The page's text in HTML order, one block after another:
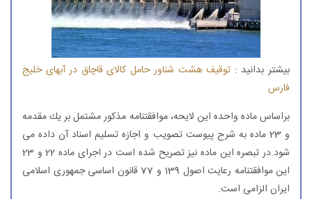
بیشتر بدانید : توقیف هشت شناور حامل كالای قاچاق در آبهای خلیج
فارس
براساس ماده واحده این لایحه، موافقتنامه مذكور مشتمل بر یك مقدمه
و 23 ماده به شرح پیوست تصویب و اجازه تسلیم اسناد آن داده می
شود.در تبصره این ماده نیز تصریح شده است در اجرای ماده 22 و 23
این موافقتنامه رعایت اصول 139 و 77 قانون اساسی جمهوری اسلامی
ایران الزامی است.